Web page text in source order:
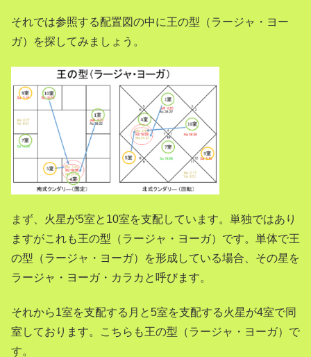
それでは参照する配置図の中に王の型（ラージャ・ヨー
ガ）を探してみましょう。
まず、火星が5室と10室を支配しています。単独ではあり
ますがこれも王の型（ラージャ・ヨーガ）です。単体で王
の型（ラージャ・ヨーガ）を形成している場合、その星を
ラージャ・ヨーガ・カラカと呼びます。
それから1室を支配する月と5室を支配する火星が4室で同
室しております。こちらも王の型（ラージャ・ヨーガ）で
す。